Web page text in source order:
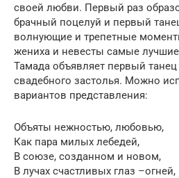
своей любви. Первый раз
брачный поцелуй и первый
волнующие и трепетные
жениха и невесты самые
Тамада объявляет первый
свадебного застолья. Можно
вариантов представления:
Объяты нежностью, любовью,
Как пара милых лебедей,
В союзе, созданном и новом,
В лучах счастливых глаз –огней,